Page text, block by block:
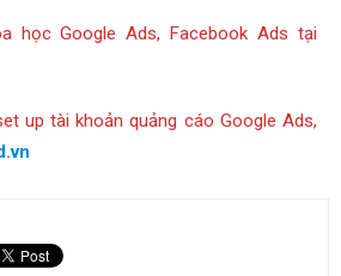
học Google Ads, Facebook Ads tại
up tài khoản quảng cáo Google Ads,